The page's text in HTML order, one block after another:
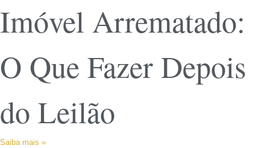
Imóvel Arrematado:
O Que Fazer Depois
do Leilão
Saiba mais »